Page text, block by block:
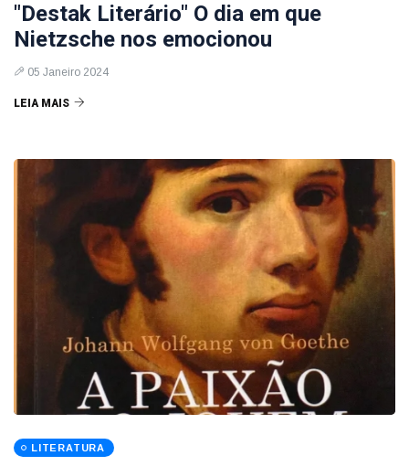
"Destak Literário" O dia em que
Nietzsche nos emocionou
05 Janeiro 2024
LEIA MAIS
LITERATURA